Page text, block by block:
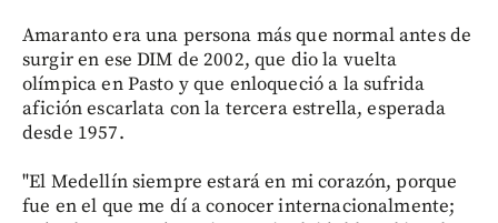
Amaranto era una persona más que normal antes de
surgir en ese DIM de 2002, que dio la vuelta
olímpica en Pasto y que enloqueció a la sufrida
afición escarlata con la tercera estrella, esperada
desde 1957.
"El Medellín siempre estará en mi corazón, porque
fue en el que me dí a conocer internacionalmente;